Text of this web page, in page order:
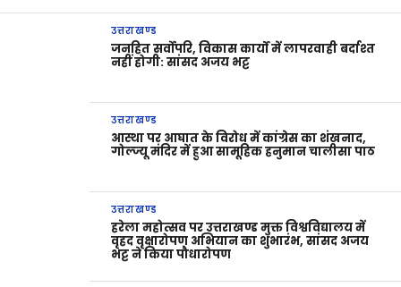
उत्तराखण्ड
जनहित सर्वोपरि, विकास कार्यों में लापरवाही बर्दाश्त
नहीं होगी: सांसद अजय भट्ट
उत्तराखण्ड
आस्था पर आघात के विरोध में कांग्रेस का शंखनाद,
गोल्ज्यू मंदिर में हुआ सामूहिक हनुमान चालीसा पाठ
उत्तराखण्ड
हरेला महोत्सव पर उत्तराखण्ड मुक्त विश्वविद्यालय में
वृहद वृक्षारोपण अभियान का शुभारंभ, सांसद अजय
भट्ट ने किया पौधारोपण